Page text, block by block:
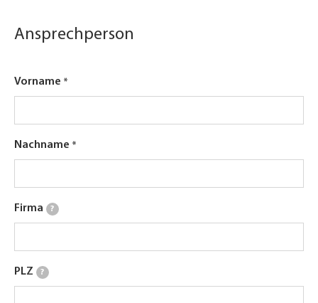
Ansprechperson
Vorname
Nachname
Firma ?
PLZ ?